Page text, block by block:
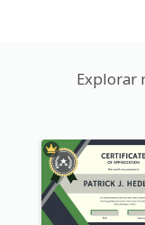
Explorar